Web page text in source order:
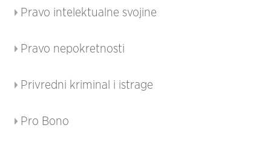
Pravo intelektualne svojine
Pravo nepokretnosti
Privredni kriminal i istrage
Pro Bono